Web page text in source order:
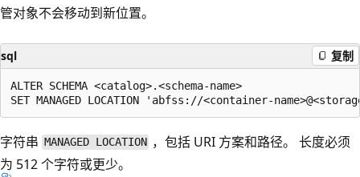
管对象不会移动到新位置。
sql 复制
ALTER SCHEMA <catalog>.<schema-name>
字符串 MANAGED LOCATION ，包括 URI 方案和路径。 长度必须
为 512 个字符或更少。